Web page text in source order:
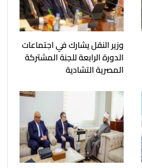
وزير النقل يشارك في اجتماعات
الدورة الرابعة للجنة المشتركة
المصرية التشادية